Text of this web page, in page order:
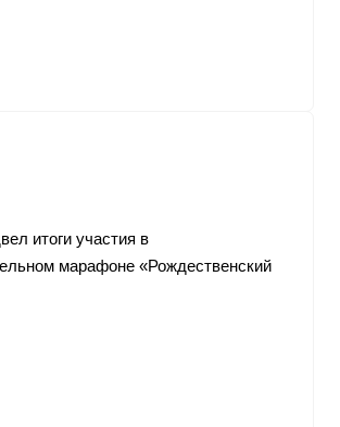
итоги участия в
марафоне «Рождественский